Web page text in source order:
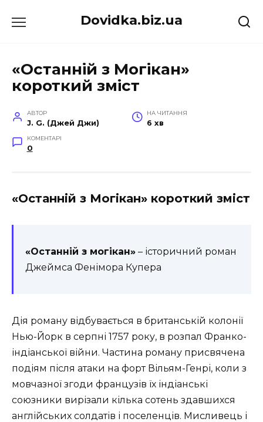
до
Dovidka.biz.ua
«Останній з Могікан»
короткий зміст
АВТОР
J. G. (Джей Джи)
НА ЧИТАННЯ
6 хв
КОМЕНТАРІ
0
«Останній з Могікан» короткий зміст
«Останній з могікан» – історичний роман
Джеймса Фенімора Купера
Дія роману відбувається в британській колонії
Нью-Йорк в серпні 1757 року, в розпал Франко-
індіанської війни. Частина роману присвячена
подіям після атаки на форт Вільям-Генрі, коли з
мовчазної згоди французів їх індіанські
союзники вирізали кілька сотень здавшихся
англійських солдатів і поселенців. Мисливець і